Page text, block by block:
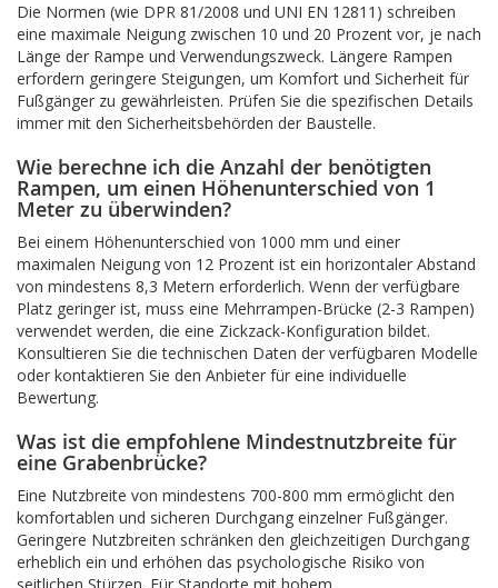
Die Normen (wie DPR 81/2008 und UNI EN 12811) schreiben
eine maximale Neigung zwischen 10 und 20 Prozent vor, je nach
Länge der Rampe und Verwendungszweck. Längere Rampen
erfordern geringere Steigungen, um Komfort und Sicherheit für
Fußgänger zu gewährleisten. Prüfen Sie die spezifischen Details
immer mit den Sicherheitsbehörden der Baustelle.
Wie berechne ich die Anzahl der benötigten
Rampen, um einen Höhenunterschied von 1
Meter zu überwinden?
Bei einem Höhenunterschied von 1000 mm und einer
maximalen Neigung von 12 Prozent ist ein horizontaler Abstand
von mindestens 8,3 Metern erforderlich. Wenn der verfügbare
Platz geringer ist, muss eine Mehrrampen-Brücke (2-3 Rampen)
verwendet werden, die eine Zickzack-Konfiguration bildet.
Konsultieren Sie die technischen Daten der verfügbaren Modelle
oder kontaktieren Sie den Anbieter für eine individuelle
Bewertung.
Was ist die empfohlene Mindestnutzbreite für
eine Grabenbrücke?
Eine Nutzbreite von mindestens 700-800 mm ermöglicht den
komfortablen und sicheren Durchgang einzelner Fußgänger.
Geringere Nutzbreiten schränken den gleichzeitigen Durchgang
erheblich ein und erhöhen das psychologische Risiko von